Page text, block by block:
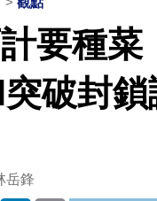
要種菜
破封鎖
岳鋒